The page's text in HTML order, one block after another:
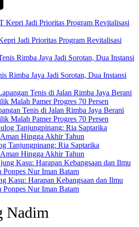
Jadi Prioritas Program Revitalisasi
Rimba Jaya Jadi Sorotan, Dua Instansi
Tenis di Jalan Rimba Jaya Berani
Malah Pamer Progres 70 Persen
Tanjungpinang: Ria Saptarika
Hingga Akhir Tahun
Kasu: Harapan Kebangsaan dan Ilmu
Ponpes Nur Iman Batam
Nadim